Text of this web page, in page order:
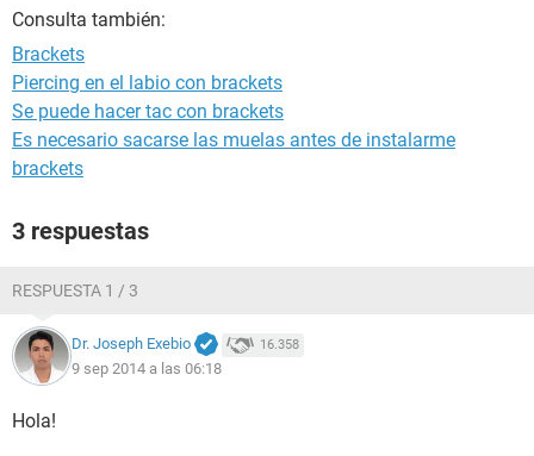
Consulta también:
Brackets
Piercing en el labio con brackets
Se puede hacer tac con brackets
Es necesario sacarse las muelas antes de instalarme
brackets
3 respuestas
RESPUESTA 1 / 3
Dr. Joseph Exebio 16.358
9 sep 2014 a las 06:18
Hola!